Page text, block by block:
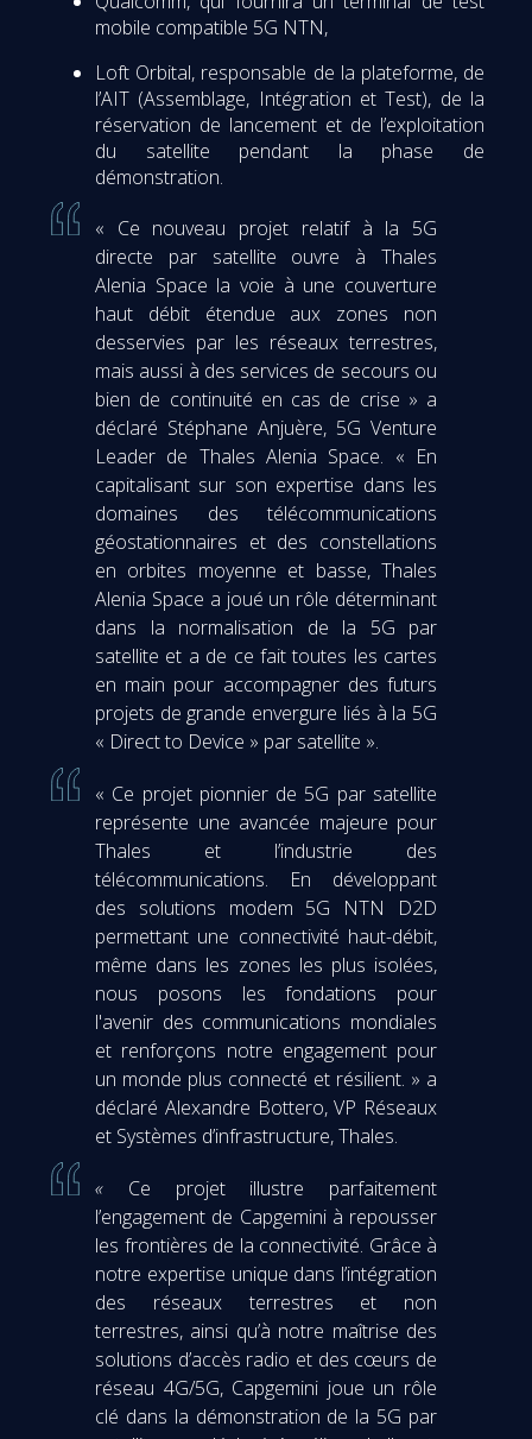
mobile compatible 5G NTN,
Loft Orbital, responsable de la plateforme, de
l’AIT (Assemblage, Intégration et Test), de la
réservation de lancement et de l’exploitation
du satellite pendant la phase de
démonstration.
« Ce nouveau projet relatif à la 5G
directe par satellite ouvre à Thales
Alenia Space la voie à une couverture
haut débit étendue aux zones non
desservies par les réseaux terrestres,
mais aussi à des services de secours ou
bien de continuité en cas de crise » a
déclaré Stéphane Anjuère, 5G Venture
Leader de Thales Alenia Space. « En
capitalisant sur son expertise dans les
domaines des télécommunications
géostationnaires et des constellations
en orbites moyenne et basse, Thales
Alenia Space a joué un rôle déterminant
dans la normalisation de la 5G par
satellite et a de ce fait toutes les cartes
en main pour accompagner des futurs
projets de grande envergure liés à la 5G
« Direct to Device » par satellite ».
« Ce projet pionnier de 5G par satellite
représente une avancée majeure pour
Thales et l’industrie des
télécommunications. En développant
des solutions modem 5G NTN D2D
permettant une connectivité haut-débit,
même dans les zones les plus isolées,
nous posons les fondations pour
l'avenir des communications mondiales
et renforçons notre engagement pour
un monde plus connecté et résilient. » a
déclaré Alexandre Bottero, VP Réseaux
et Systèmes d’infrastructure, Thales.
« Ce projet illustre parfaitement
l’engagement de Capgemini à repousser
les frontières de la connectivité. Grâce à
notre expertise unique dans l’intégration
des réseaux terrestres et non
terrestres, ainsi qu’à notre maîtrise des
solutions d’accès radio et des cœurs de
réseau 4G/5G, Capgemini joue un rôle
clé dans la démonstration de la 5G par